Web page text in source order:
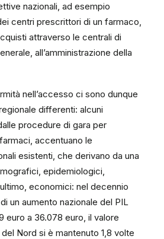
nazionali, ad esempio
centri prescrittori di un farmaco,
attraverso le centrali di
all’amministrazione della
nell’accesso ci sono dunque
differenti: alcuni
procedure di gara per
accentuano le
esistenti, che derivano da una
epidemiologici,
economici: nel decennio
un aumento nazionale del PIL
euro a 36.078 euro, il valore
Nord si è mantenuto 1,8 volte